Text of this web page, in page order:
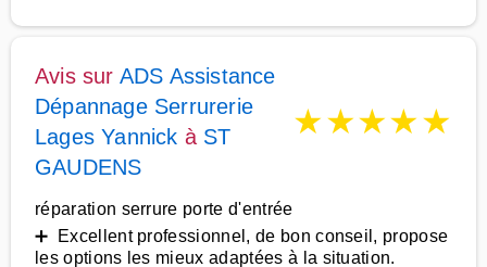
Avis sur ADS Assistance
Dépannage Serrurerie
Lages Yannick à ST
GAUDENS
★★★★★
réparation serrure porte d'entrée
➕ Excellent professionnel, de bon conseil, propose
les options les mieux adaptées à la situation.